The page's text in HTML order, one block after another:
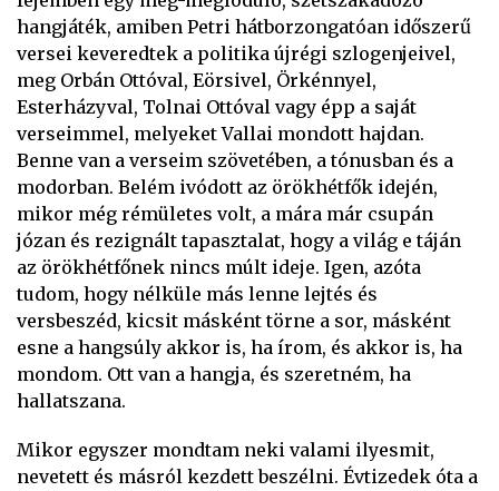
hangjáték, amiben Petri hátborzongatóan időszerű
versei keveredtek a politika újrégi szlogenjeivel,
meg Orbán Ottóval, Eörsivel, Örkénnyel,
Esterházyval, Tolnai Ottóval vagy épp a saját
verseimmel, melyeket Vallai mondott hajdan.
Benne van a verseim szövetében, a tónusban és a
modorban. Belém ivódott az örökhétfők idején,
mikor még rémületes volt, a mára már csupán
józan és rezignált tapasztalat, hogy a világ e táján
az örökhétfőnek nincs múlt ideje. Igen, azóta
tudom, hogy nélküle más lenne lejtés és
versbeszéd, kicsit másként törne a sor, másként
esne a hangsúly akkor is, ha írom, és akkor is, ha
mondom. Ott van a hangja, és szeretném, ha
hallatszana.
Mikor egyszer mondtam neki valami ilyesmit,
nevetett és másról kezdett beszélni. Évtizedek óta a